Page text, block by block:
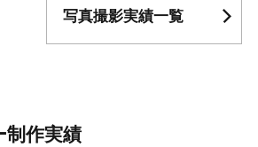
写真撮影実績一覧
作実績